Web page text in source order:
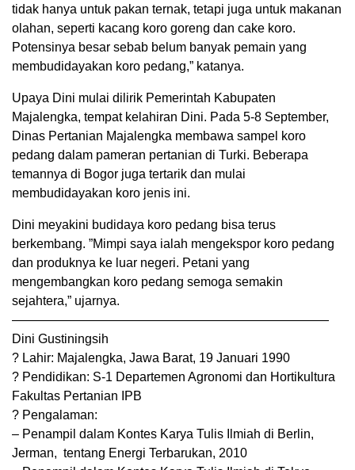
tidak hanya untuk pakan ternak, tetapi juga untuk makanan
olahan, seperti kacang koro goreng dan cake koro.
Potensinya besar sebab belum banyak pemain yang
membudidayakan koro pedang,” katanya.
Upaya Dini mulai dilirik Pemerintah Kabupaten
Majalengka, tempat kelahiran Dini. Pada 5-8 September,
Dinas Pertanian Majalengka membawa sampel koro
pedang dalam pameran pertanian di Turki. Beberapa
temannya di Bogor juga tertarik dan mulai
membudidayakan koro jenis ini.
Dini meyakini budidaya koro pedang bisa terus
berkembang. ”Mimpi saya ialah mengekspor koro pedang
dan produknya ke luar negeri. Petani yang
mengembangkan koro pedang semoga semakin
sejahtera,” ujarnya.
—————————————————————————
Dini Gustiningsih
? Lahir: Majalengka, Jawa Barat, 19 Januari 1990
? Pendidikan: S-1 Departemen Agronomi dan Hortikultura
Fakultas Pertanian IPB
? Pengalaman:
– Penampil dalam Kontes Karya Tulis Ilmiah di Berlin,
Jerman, tentang Energi Terbarukan, 2010